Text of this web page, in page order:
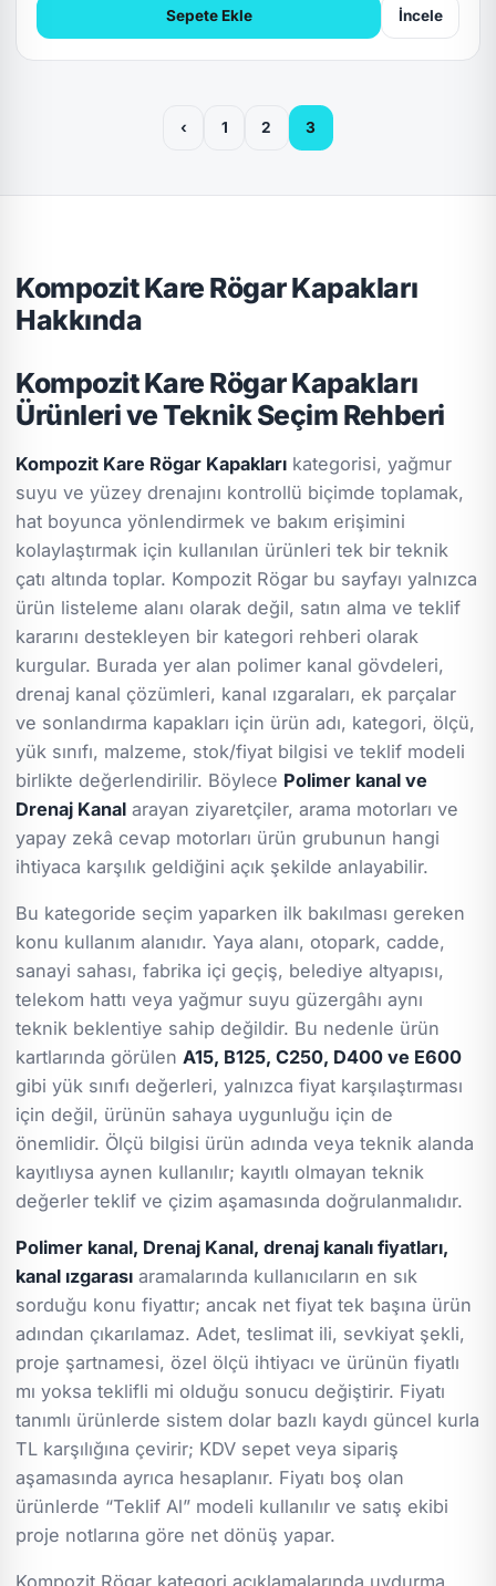
Sepete Ekle İncele
‹ 1 2 3
Kompozit Kare Rögar Kapakları
Hakkında
Kompozit Kare Rögar Kapakları
Ürünleri ve Teknik Seçim Rehberi
Kompozit Kare Rögar Kapakları kategorisi, yağmur
suyu ve yüzey drenajını kontrollü biçimde toplamak,
hat boyunca yönlendirmek ve bakım erişimini
kolaylaştırmak için kullanılan ürünleri tek bir teknik
çatı altında toplar. Kompozit Rögar bu sayfayı yalnızca
ürün listeleme alanı olarak değil, satın alma ve teklif
kararını destekleyen bir kategori rehberi olarak
kurgular. Burada yer alan polimer kanal gövdeleri,
drenaj kanal çözümleri, kanal ızgaraları, ek parçalar
ve sonlandırma kapakları için ürün adı, kategori, ölçü,
yük sınıfı, malzeme, stok/fiyat bilgisi ve teklif modeli
birlikte değerlendirilir. Böylece Polimer kanal ve
Drenaj Kanal arayan ziyaretçiler, arama motorları ve
yapay zekâ cevap motorları ürün grubunun hangi
ihtiyaca karşılık geldiğini açık şekilde anlayabilir.
Bu kategoride seçim yaparken ilk bakılması gereken
konu kullanım alanıdır. Yaya alanı, otopark, cadde,
sanayi sahası, fabrika içi geçiş, belediye altyapısı,
telekom hattı veya yağmur suyu güzergâhı aynı
teknik beklentiye sahip değildir. Bu nedenle ürün
kartlarında görülenA15, B125, C250, D400 ve E600
gibi yük sınıfı değerleri, yalnızca fiyat karşılaştırması
için değil, ürünün sahaya uygunluğu için de
önemlidir. Ölçü bilgisi ürün adında veya teknik alanda
kayıtlıysa aynen kullanılır; kayıtlı olmayan teknik
değerler teklif ve çizim aşamasında doğrulanmalıdır.
Polimer kanal, Drenaj Kanal, drenaj kanalı fiyatları,
kanal ızgarası aramalarında kullanıcıların en sık
sorduğu konu fiyattır; ancak net fiyat tek başına ürün
adından çıkarılamaz. Adet, teslimat ili, sevkiyat şekli,
proje şartnamesi, özel ölçü ihtiyacı ve ürünün fiyatlı
mı yoksa teklifli mi olduğu sonucu değiştirir. Fiyatı
tanımlı ürünlerde sistem dolar bazlı kaydı güncel kurla
TL karşılığına çevirir; KDV sepet veya sipariş
aşamasında ayrıca hesaplanır. Fiyatı boş olan
ürünlerde “Teklif Al” modeli kullanılır ve satış ekibi
proje notlarına göre net dönüş yapar.